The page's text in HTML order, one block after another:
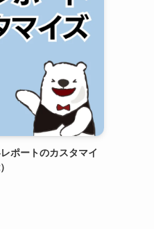
ポートのカスタマイ